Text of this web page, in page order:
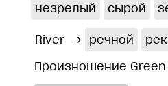
незрелый
сырой
River → речной
Произношение Green